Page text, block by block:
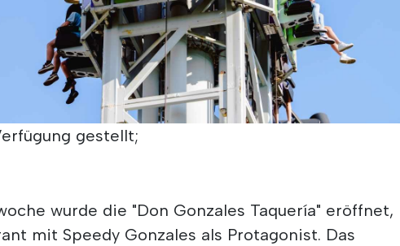
gestellt;
wurde die "Don Gonzales Taquería" eröffnet,
mit Speedy Gonzales als Protagonist. Das